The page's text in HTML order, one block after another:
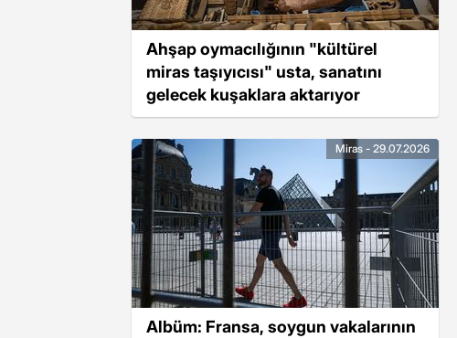
Ahşap oymacılığının "kültürel
miras taşıyıcısı" usta, sanatını
gelecek kuşaklara aktarıyor
Albüm: Fransa, soygun vakalarının
Miras - 29.07.2026